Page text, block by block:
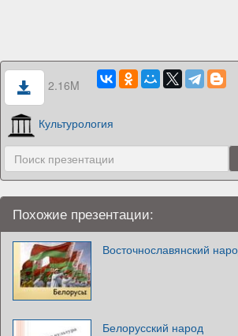
2.16M
Культурология
Похожие презентации:
Восточнославянский
Белорусский народ